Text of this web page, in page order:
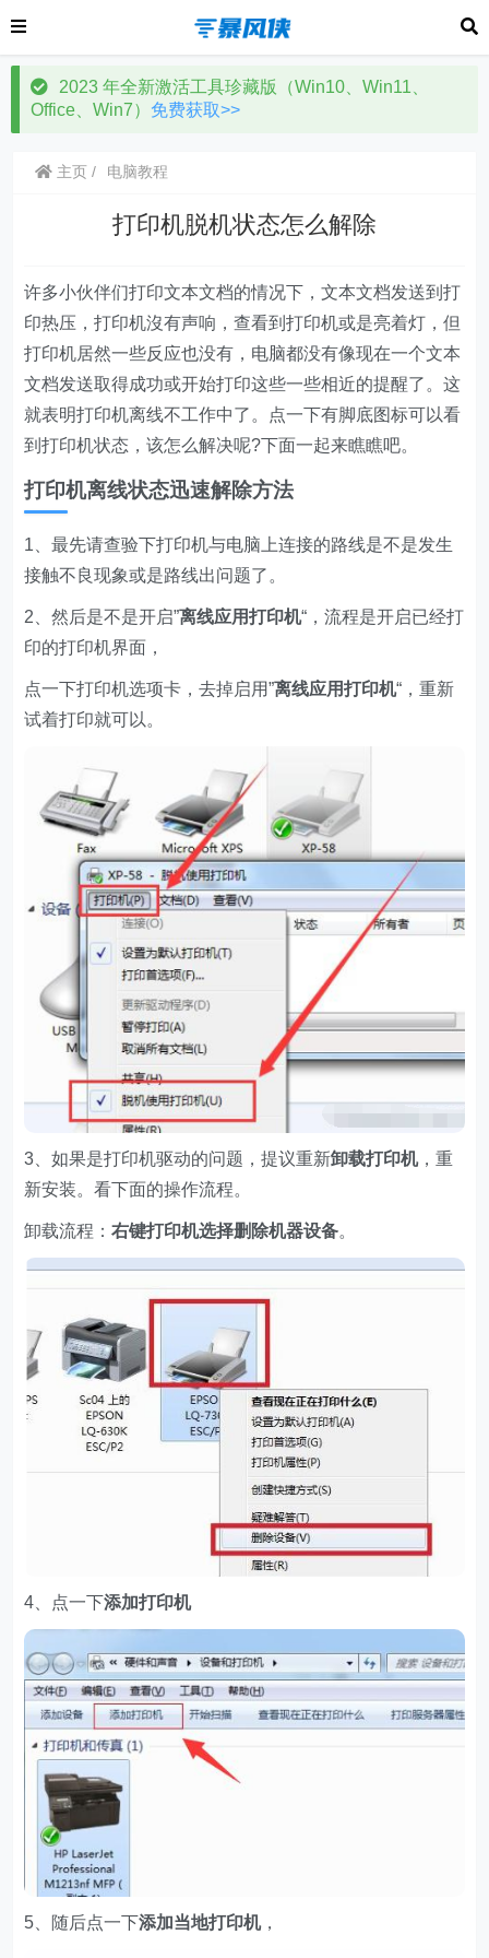
2023 年全新激活工具珍藏版（Win10、Win11、
Office、Win7） 免费获取>>
主页 电脑教程
打印机脱机状态怎么解除
许多小伙伴们打印文本文档的情况下，文本文档发送到打
印热压，打印机沒有声响，查看到打印机或是亮着灯，但
打印机居然一些反应也没有，电脑都没有像现在一个文本
文档发送取得成功或开始打印这些一些相近的提醒了。这
就表明打印机离线不工作中了。点一下有脚底图标可以看
到打印机状态，该怎么解决呢?下面一起来瞧瞧吧。
打印机离线状态迅速解除方法
1、最先请查验下打印机与电脑上连接的路线是不是发生
接触不良现象或是路线出问题了。
2、然后是不是开启”离线应用打印机“，流程是开启已经打
印的打印机界面，
点一下打印机选项卡，去掉启用”离线应用打印机“，重新
试着打印就可以。
3、如果是打印机驱动的问题，提议重新卸载打印机，重
新安装。看下面的操作流程。
卸载流程：右键打印机选择删 除机器设备。
4、点一下添加打印机
5、随后点一下添加当地打印机，